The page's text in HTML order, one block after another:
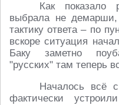
Как показало
выбрала не
тактику ответа – по
вскоре ситуация
Баку заметно
"русских" там теперь
Началось всё
фактически